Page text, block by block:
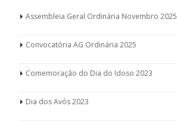
Assembleia Geral Ordinária Novembro 2025
Convocatória AG Ordinária 2025
Comemoração do Dia do Idoso 2023
Dia dos Avós 2023